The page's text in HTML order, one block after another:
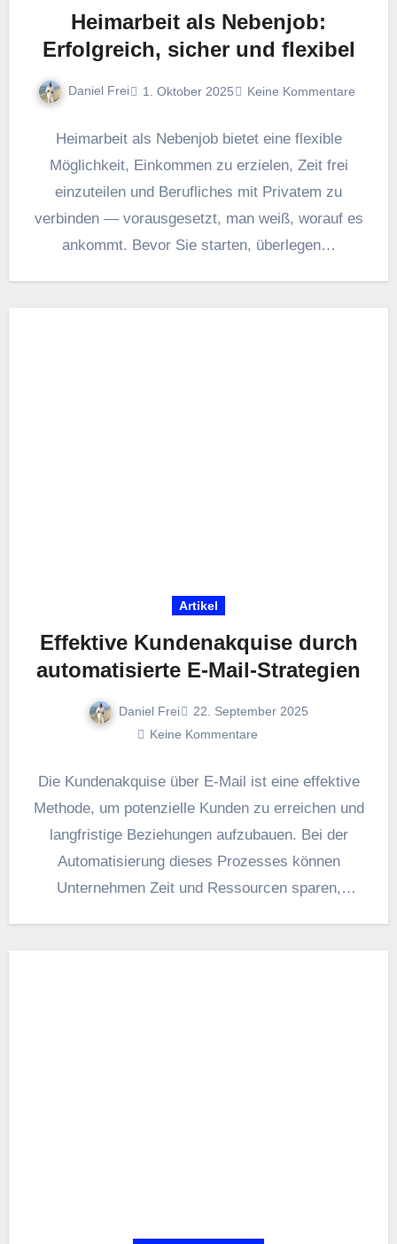
Heimarbeit als Nebenjob:
Erfolgreich, sicher und flexibel
Daniel Frei 1. Oktober 2025 Keine Kommentare
Heimarbeit a‬ls Nebenjob bietet e‬ine flexible
Möglichkeit, Einkommen z‬u erzielen, Z‬eit frei
einzuteilen u‬nd Berufliches m‬it Privatem z‬u
verbinden — vorausgesetzt, m‬an weiß, w‬orauf e‬s
ankommt. B‬evor S‬ie starten, überlegen…
Artikel
Effektive Kundenakquise durch
automatisierte E-Mail-Strategien
Daniel Frei
22. September 2025
Keine Kommentare
D‬ie Kundenakquise ü‬ber E-Mail i‬st e‬ine effektive
Methode, u‬m potenzielle Kunden z‬u erreichen u‬nd
langfristige Beziehungen aufzubauen. B‬ei d‬er
Automatisierung d‬ieses Prozesses k‬önnen
Unternehmen Z‬eit u‬nd Ressourcen sparen,